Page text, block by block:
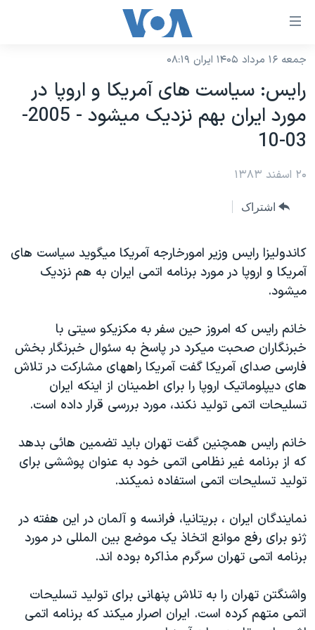
لینکهای
دسترسی
جهش
محتوای
اصلی
به
صفحه
جستجو
نسخه سبک وب‌سایت
موضوع ها
آمریکا
جهان
گزیده‌ها
ویژه برنامه‌ها
فرهنگ و زندگی
حقوق شهروندی
اقتصادی
علم و فناوری
گالری عکس
آرشیو پخش زنده
برنامه های تلویزیونی
جدول برنامه ها
صفحه‌های ویژه
عملیات خشم حماسی
۲۵۰سالگی آمریکا
مستندها
انتخابات ریاست جمهوری آمریکا ۲۰۲۴
حمله جمهوری اسلامی به اسرائیل
رمز مهسا
اعتراضات زن، زندگی، آزادی
مجموعه مستندهای دادخواهی
دادگاه حمید نوری
چهل سال گروگان‌گیری
اعتراضات مردمی آبان ۹۸
پخش رادیویی
یادگیری زبان انگلیسی
دنبال کنید
جمعه ۱۶ مرداد ۱۴۰۵ ایران ۰۸:۱۹
رايس: سياست های آمريکا و اروپا در
مورد ايران بهم نزديک ميشود - 2005-
03-10
۲۰ اسفند ۱۳۸۳
اشتراک
کاندوليزا رايس وزير امورخارجه آمريکا ميگويد سياست های
آمريکا و اروپا در مورد برنامه اتمی ايران به هم نزديک
ميشود.
خانم رايس که امروز حين سفر به مکزيکو سيتی با
خبرنگاران صحبت ميکرد در پاسخ به سئوال خبرنگار بخش
فارسی صدای آمريکا گفت آمريکا راههای مشارکت در تلاش
های ديپلوماتيک اروپا را برای اطمينان از اينکه ايران
تسليحات اتمی توليد نکند، مورد بررسی قرار داده است.
خانم رايس همچنين گفت تهران بايد تضمين هائی بدهد
که از برنامه غير نظامی اتمی خود به عنوان پوششی برای
توليد تسليحات اتمی استفاده نميکند.
نمايندگان ايران ، بريتانيا، فرانسه و آلمان در اين هفته در
ژنو برای رفع موانع اتخاذ يک موضع بين المللی در مورد
برنامه اتمی تهران سرگرم مذاکره بوده اند.
واشنگتن تهران را به تلاش پنهانی برای توليد تسليحات
اتمی متهم کرده است. ايران اصرار ميکند که برنامه اتمی